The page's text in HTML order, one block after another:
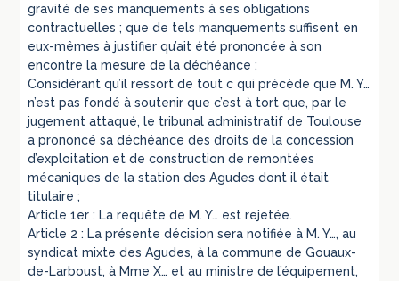
gravité de ses manquements à ses obligations
contractuelles ; que de tels manquements suffisent en
eux-mêmes à justifier qu’ait été prononcée à son
encontre la mesure de la déchéance ;
Considérant qu’il ressort de tout c qui précède que M. Y…
n’est pas fondé à soutenir que c’est à tort que, par le
jugement attaqué, le tribunal administratif de Toulouse
a prononcé sa déchéance des droits de la concession
d’exploitation et de construction de remontées
mécaniques de la station des Agudes dont il était
titulaire ;
Article 1er : La requête de M. Y… est rejetée.
Article 2 : La présente décision sera notifiée à M. Y…, au
syndicat mixte des Agudes, à la commune de Gouaux-
de-Larboust, à Mme X… et au ministre de l’équipement,